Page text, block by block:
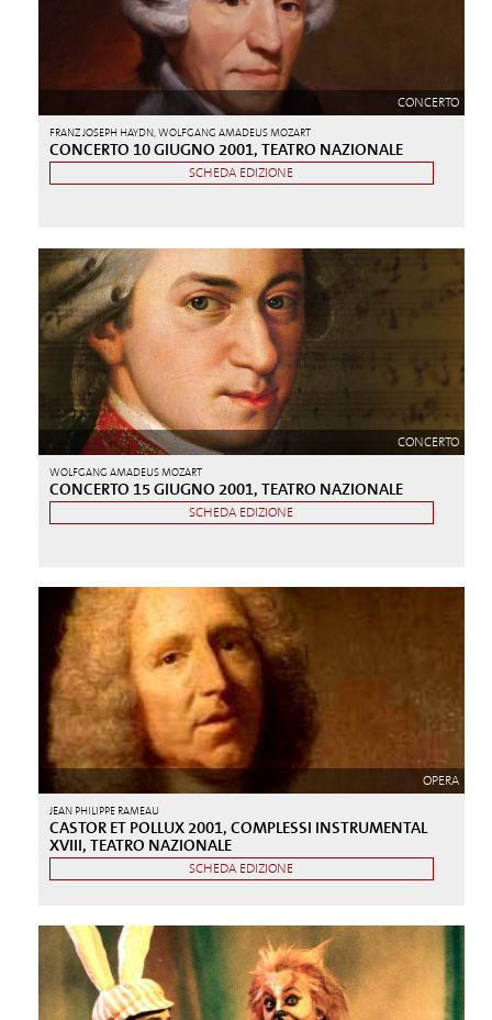
CONCERTO
FRANZ JOSEPH HAYDN, WOLFGANG AMADEUS MOZART
CONCERTO 10 GIUGNO 2001, TEATRO NAZIONALE
SCHEDA EDIZIONE
CONCERTO
WOLFGANG AMADEUS MOZART
CONCERTO 15 GIUGNO 2001, TEATRO NAZIONALE
SCHEDA EDIZIONE
OPERA
JEAN PHILIPPE RAMEAU
CASTOR ET POLLUX 2001, COMPLESSI INSTRUMENTAL
XVIII, TEATRO NAZIONALE
SCHEDA EDIZIONE